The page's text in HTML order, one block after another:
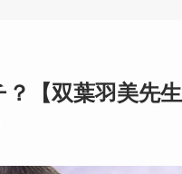
【双葉羽美先生